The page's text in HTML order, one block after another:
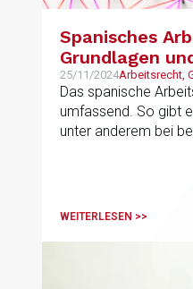
Spanisches
Grundlagen
25/11/2024Arbeitsrecht,
Unternehmen
Das spanische
umfassend. So gibt
unter anderem bei
WEITERLESEN >>